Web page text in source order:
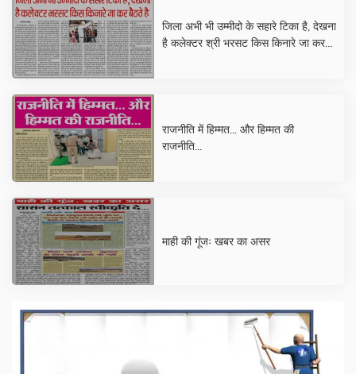
जिला अभी भी उम्मीदो के सहारे टिका है, देखना
है कलेक्टर श्री भरसट किस किनारे जा कर
राजनीति में हिम्मत... और हिम्मत की
राजनीति...
माही की गूंजः खबर का असर